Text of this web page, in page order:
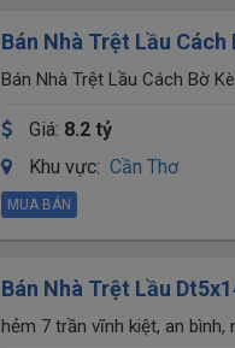
Bán Nhà Trệt Lầu
Thơ 50m - Thông hẻm
Bán Nhà Trệt Lầu Cách Bờ
Giá: 8.2 tỷ
Khu vực: Cần Thơ
MUA BÁN
Bán Nhà Trệt Lầu
Kiết, An Bình, Ninh Kiều
hẻm 7 trần vĩnh kiệt, an bình,